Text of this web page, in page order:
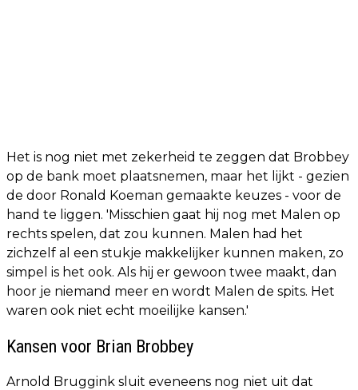
Het is nog niet met zekerheid te zeggen dat Brobbey
op de bank moet plaatsnemen, maar het lijkt - gezien
de door Ronald Koeman gemaakte keuzes - voor de
hand te liggen. 'Misschien gaat hij nog met Malen op
rechts spelen, dat zou kunnen. Malen had het
zichzelf al een stukje makkelijker kunnen maken, zo
simpel is het ook. Als hij er gewoon twee maakt, dan
hoor je niemand meer en wordt Malen de spits. Het
waren ook niet echt moeilijke kansen.'
Kansen voor Brian Brobbey
Arnold Bruggink sluit eveneens nog niet uit dat